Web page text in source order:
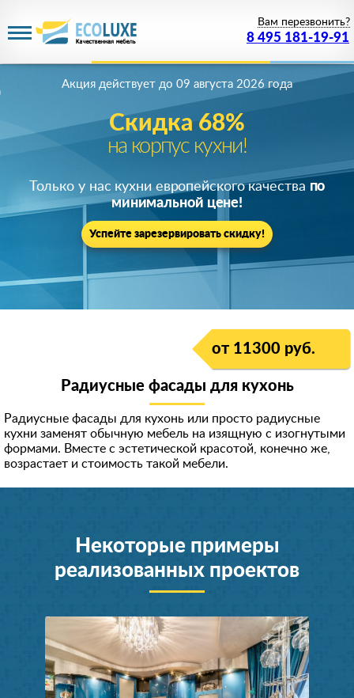
8 495 181-19-91
Вам перезвонить?
Скидка 68%
на корпус кухни!
Акция действует до 09 августа 2026 года
Только у нас кухни европейского качества по
минимальной цене!
Успейте зарезервировать скидку!
от 11300 руб.
Радиусные фасады для кухонь
Радиусные фасады для кухонь или просто радиусные
кухни заменят обычную мебель на изящную с изогнутыми
формами. Вместе с эстетической красотой, конечно же,
возрастает и стоимость такой мебели.
Некоторые примеры
реализованных проектов